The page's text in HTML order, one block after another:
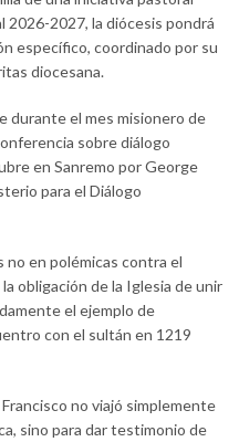
2026-2027, la diócesis pondrá
específico, coordinado por su
diocesana.
durante el mes misionero de
sobre diálogo
en Sanremo por George
para el Diálogo
en polémicas contra el
obligación de la Iglesia de unir
el ejemplo de
con el sultán en 1219
no viajó simplemente
sino para dar testimonio de